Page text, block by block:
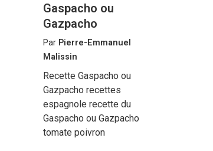
Gaspacho ou
Gazpacho
Par Pierre-Emmanuel
Malissin
Recette Gaspacho ou
Gazpacho recettes
espagnole recette du
Gaspacho ou Gazpacho
tomate poivron